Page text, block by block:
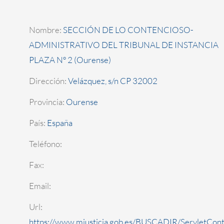
Nombre: SECCIÓN DE LO CONTENCIOSO-
ADMINISTRATIVO DEL TRIBUNAL DE INSTANCIA
PLAZA Nº 2 (Ourense)
Dirección:Velázquez, s/n CP 32002
Provincia: Ourense
País: España
Teléfono:
Fax:
Email:
Url:
https://www.mjusticia.gob.es/BUSCADIR/